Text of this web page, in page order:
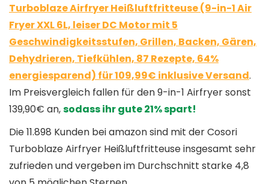
Turboblaze Airfryer Heißluftfritteuse (9-in-1 Air
Fryer XXL 6L, leiser DC Motor mit 5
Geschwindigkeitsstufen, Grillen, Backen, Gären,
Dehydrieren, Tiefkühlen, 87 Rezepte, 64%
energiesparend) für 109,99€ inklusive Versand.
Im Preisvergleich fallen für den 9-in-1 Airfryer sonst
139,90€ an,sodass ihr gute 21% spart!
Die 11.898 Kunden bei amazon sind mit der Cosori
Turboblaze Airfryer Heißluftfritteuse insgesamt sehr
zufrieden und vergeben im Durchschnitt starke 4,8